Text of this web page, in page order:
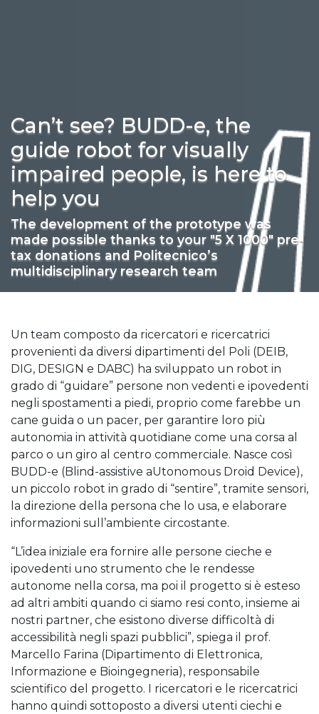
Can’t see? BUDD-e, the
guide robot for visually
impaired people, is here to
help you
The development of the prototype was
made possible thanks to your "5 X 1000" pre-
tax donations and Politecnico’s
multidisciplinary research team
Un team composto da ricercatori e ricercatrici
provenienti da diversi dipartimenti del Poli (DEIB,
DIG, DESIGN e DABC) ha sviluppato un robot in
grado di “guidare” persone non vedenti e ipovedenti
negli spostamenti a piedi, proprio come farebbe un
cane guida o un pacer, per garantire loro più
autonomia in attività quotidiane come una corsa al
parco o un giro al centro commerciale. Nasce così
BUDD-e (Blind-assistive aUtonomous Droid Device),
un piccolo robot in grado di “sentire”, tramite sensori,
la direzione della persona che lo usa, e elaborare
informazioni sull’ambiente circostante.
“L’idea iniziale era fornire alle persone cieche e
ipovedenti uno strumento che le rendesse
autonome nella corsa, ma poi il progetto si è esteso
ad altri ambiti quando ci siamo resi conto, insieme ai
nostri partner, che esistono diverse difficoltà di
accessibilità negli spazi pubblici”, spiega il prof.
Marcello Farina (Dipartimento di Elettronica,
Informazione e Bioingegneria), responsabile
scientifico del progetto. I ricercatori e le ricercatrici
hanno quindi sottoposto a diversi utenti ciechi e